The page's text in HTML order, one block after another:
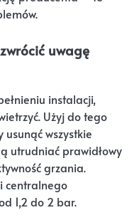
uwagę
instalacji,
Użyj do tego
usunąć wszystkie
utrudniać prawidłowy
grzania.
centralnego
1,2 do 2 bar.